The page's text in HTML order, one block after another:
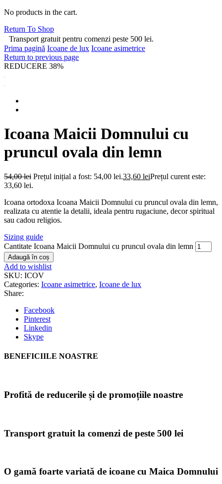
No products in the cart.
Return To Shop
Transport gratuit pentru comenzi peste 500 lei.
Prima pagină Icoane de lux Icoane asimetrice
Return to previous page
REDUCERE 38%
Icoana Maicii Domnului cu
pruncul ovala din lemn
54,00lei Prețul inițial a fost: 54,00 lei.33,60 leiPrețul curent este:
33,60 lei.
Icoana ortodoxa Icoana Maicii Domnului cu pruncul ovala din lemn,
realizata cu atentie la detalii, ideala pentru rugaciune, decor spiritual
sau cadou religios.
Sizing guide
Cantitate Icoana Maicii Domnului cu pruncul ovala din lemn
Adaugă în coș
Add to wishlist
SKU: ICOV
Categories: Icoane asimetrice, Icoane de lux
Share:
Facebook
Pinterest
Linkedin
Skype
BENEFICIILE NOASTRE
Profită de reducerile și de promoțiile noastre
Transport gratuit la comenzi de peste 500 lei
O gamă foarte variată de icoane cu Maica Domnului